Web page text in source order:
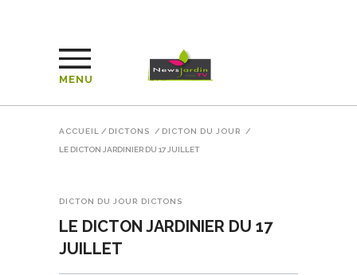
MENU
ACCUEIL / DICTONS / DICTON DU JOUR /
LE DICTON JARDINIER DU 17 JUILLET
DICTON DU JOUR DICTONS
LE DICTON JARDINIER DU 17
JUILLET